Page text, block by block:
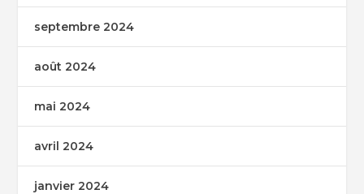
septembre 2024
août 2024
mai 2024
avril 2024
janvier 2024